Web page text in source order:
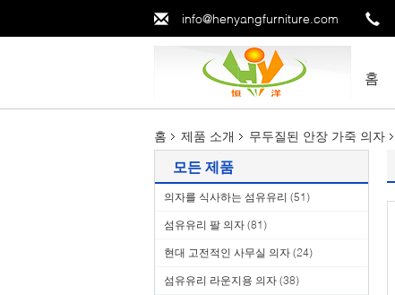
info@henyangfurniture.com
홈
홈 제품 소개 무두질된 안장 가죽 의자
모든 제품
의자를 식사하는 섬유유리 (51)
섬유유리 팔 의자 (81)
현대 고전적인 사무실 의자 (24)
섬유유리 라운지용 의자 (38)